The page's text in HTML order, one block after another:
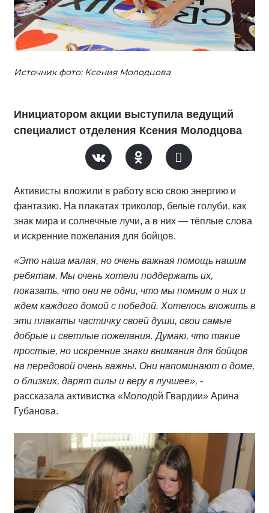
Источник фото: Ксения Молодцова
Инициатором акции выступила ведущий
специалист отделения Ксения Молодцова
Активисты вложили в работу всю свою энергию и
фантазию. На плакатах триколор, белые голуби, как
знак мира и солнечные лучи, а в них — тёплые слова
и искренние пожелания для бойцов.
«Это наша малая, но очень важная помощь нашим
ребятам. Мы очень хотели поддержать их,
показать, что они не одни, что мы помним о них и
ждем каждого домой с победой. Хотелось вложить в
эти плакаты частичку своей души, свои самые
добрые и светлые пожелания. Думаю, что такие
простые, но искренние знаки внимания для бойцов
на передовой очень важны. Они напоминают о доме,
о близких, дарят силы и веру в лучшее», -
рассказала активистка «Молодой Гвардии» Арина
Губанова.